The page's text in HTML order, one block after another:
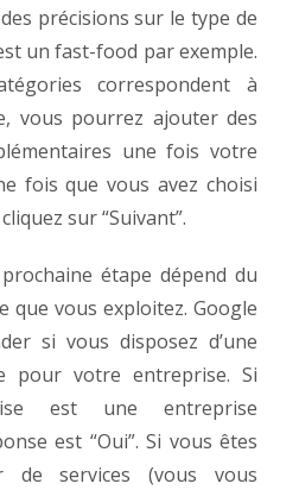
précisions sur le type de
un fast-food par exemple.
correspondent à
vous pourrez ajouter des
une fois votre
fois que vous avez choisi
sur “Suivant”.
étape dépend du
que vous exploitez. Google
si vous disposez d’une
pour votre entreprise. Si
est une entreprise
est “Oui”. Si vous êtes
de services (vous vous